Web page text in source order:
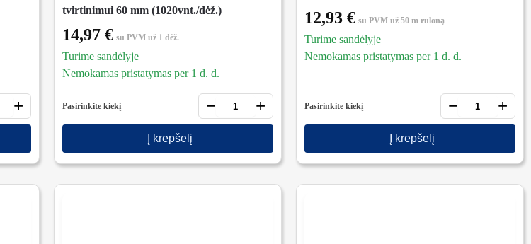
+
tvirtinimui 60 mm (1020vnt./dėž.)
14,97 € su PVMuž 1 dėž.
Turime sandėlyje
Nemokamas pristatymas per 1 d. d.
Pasirinkite kiekį − +
Į krepšelį
12,93 € su PVMuž 50 m ruloną
Turime sandėlyje
Nemokamas pristatymas per 1 d. d.
Pasirinkite kiekį − +
Į krepšelį